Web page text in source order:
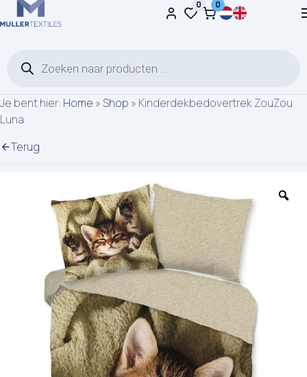
Ga naar de inhoud 0 0
Je bent hier: Home » Shop » Kinderdekbedovertrek ZouZou
Luna
Terug